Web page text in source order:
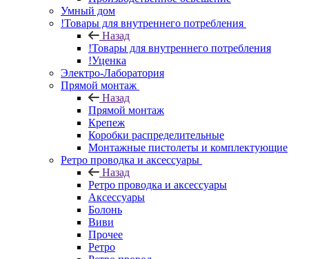
Умный дом
!Товары для внутреннего потребления
Назад
!Товары для внутреннего потребления
!Уценка
Электро-Лаборатория
Прямой монтаж
Назад
Прямой монтаж
Крепеж
Коробки распределительные
Монтажные пистолеты и комплектующие
Ретро проводка и аксессуары
Назад
Ретро проводка и аксессуары
Аксессуары
Болонь
Виви
Прочее
Ретро